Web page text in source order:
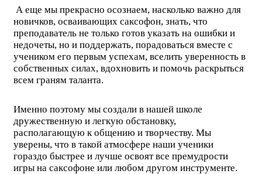
А еще мы прекрасно осознаем, насколько важно для
новичков, осваивающих саксофон, знать, что
преподаватель не только готов указать на ошибки и
недочеты, но и поддержать, порадоваться вместе с
учеником его первым успехам, вселить уверенность в
собственных силах, вдохновить и помочь раскрыться
всем граням таланта.
Именно поэтому мы создали в нашей школе
дружественную и легкую обстановку,
располагающую к общению и творчеству. Мы
уверены, что в такой атмосфере наши ученики
гораздо быстрее и лучше освоят все премудрости
игры на саксофоне или любом другом инструменте.